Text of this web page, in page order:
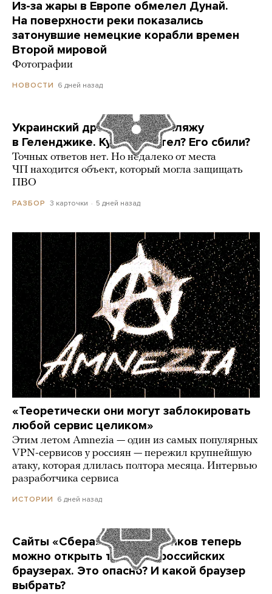
Из-за жары в Европе обмелел Дунай.
На поверхности реки показались
затонувшие немецкие корабли времен
Второй мировой
Фотографии
НОВОСТИ 6 дней назад
Украинский дрон попал по пляжу
в Геленджике. Куда он летел? Его сбили?
Точных ответов нет. Но недалеко от места
ЧП находится объект, который могла защищать
ПВО
РАЗБОР 3 карточки 5 дней назад
«Теоретически они могут заблокировать
любой сервис целиком»
Этим летом Amnezia — один из самых популярных
VPN-сервисов у россиян — пережил крупнейшую
атаку, которая длилась полтора месяца. Интервью
разработчика сервиса
ИСТОРИИ 6 дней назад
Сайты «Сбера» и других банков теперь
можно открыть только в российских
браузерах. Это опасно? И какой браузер
выбрать?